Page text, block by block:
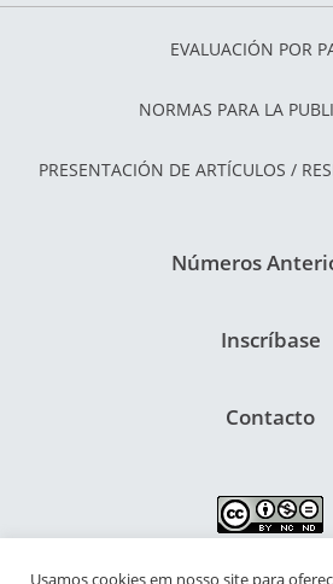
EVALUACIÓN POR
NORMAS PARA LA
PRESENTACIÓN DE ARTÍCULOS /
Números
Inscríbase
Contacto
Usamos cookies em nosso site para